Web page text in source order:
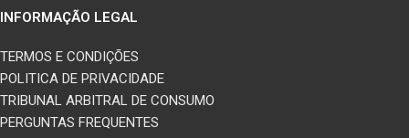
INFORMAÇÃO LEGAL
TERMOS E CONDIÇÕES
POLITICA DE PRIVACIDADE
TRIBUNAL ARBITRAL DE CONSUMO
PERGUNTAS FREQUENTES